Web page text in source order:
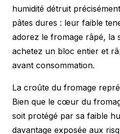
humidité détruit
pâtes dures : leur faible
adorez le fromage râpé, la
achetez un bloc entier et
avant consommation.
La croûte du fromage
Bien que le cœur du
soit protégé par sa faible
davantage exposée aux